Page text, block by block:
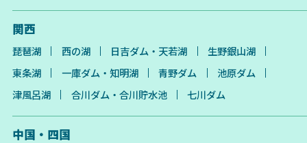
関西
琵琶湖 西の湖 日吉ダム・天若湖
生野銀山湖
東条湖
一庫ダム・知明湖 青野ダム
池原ダム
津風呂湖
合川ダム・合川貯水池 七川ダム
中国・四国